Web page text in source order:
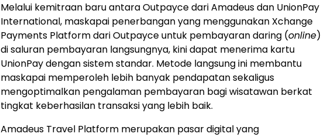
Melalui kemitraan baru antara Outpayce dari Amadeus dan UnionPay
International, maskapai penerbangan yang menggunakan Xchange
Payments Platform dari Outpayce untuk pembayaran daring (online)
di saluran pembayaran langsungnya, kini dapat menerima kartu
UnionPay dengan sistem standar. Metode langsung ini membantu
maskapai memperoleh lebih banyak pendapatan sekaligus
mengoptimalkan pengalaman pembayaran bagi wisatawan berkat
tingkat keberhasilan transaksi yang lebih baik.
Amadeus Travel Platform merupakan pasar digital yang